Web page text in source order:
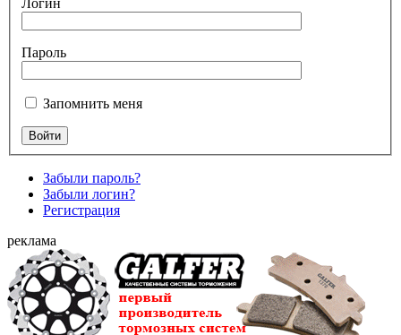
Логин
Пароль
Запомнить меня
Забыли пароль?
Забыли логин?
Регистрация
реклама